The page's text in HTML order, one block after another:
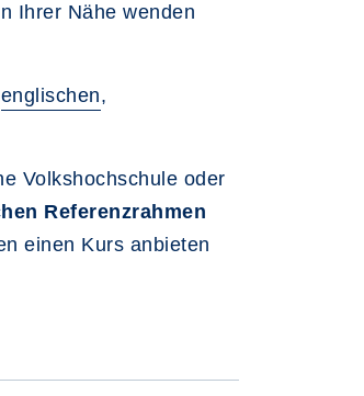
Ihrer Nähe wenden
englischen,
Volkshochschule oder
Referenzrahmen
einen Kurs anbieten